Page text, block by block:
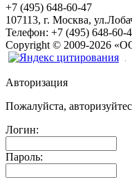
+7 (495) 648-60-47
107113, г. Москва,
Телефон: +7 (495) 648-60-
Copyright © 2009-2026
Авторизация
Пожалуйста,
Логин:
Пароль: